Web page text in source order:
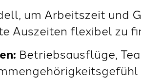
um Arbeitszeit und
Auszeiten flexibel zu
Betriebsausflüge,